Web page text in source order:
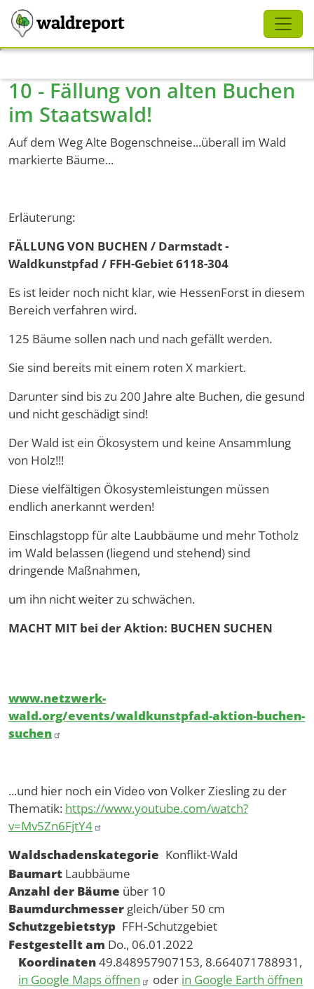
waldreport
10 - Fällung von alten Buchen
im Staatswald!
Auf dem Weg Alte Bogenschneise...überall im Wald
markierte Bäume...
Erläuterung:
FÄLLUNG VON BUCHEN / Darmstadt -
Waldkunstpfad / FFH-Gebiet 6118-304
Es ist leider noch nicht klar, wie HessenForst in diesem
Bereich verfahren wird.
125 Bäume sollen nach und nach gefällt werden.
Sie sind bereits mit einem roten X markiert.
Darunter sind bis zu 200 Jahre alte Buchen, die gesund
und nicht geschädigt sind!
Der Wald ist ein Ökosystem und keine Ansammlung
von Holz!!!
Diese vielfältigen Ökosystemleistungen müssen
endlich anerkannt werden!
Einschlagstopp für alte Laubbäume und mehr Totholz
im Wald belassen (liegend und stehend) sind
dringende Maßnahmen,
um ihn nicht weiter zu schwächen.
MACHT MIT bei der Aktion: BUCHEN SUCHEN
www.netzwerk-
wald.org/events/waldkunstpfad-aktion-buchen-
suchen
...und hier noch ein Video von Volker Ziesling zu der
Thematik: https://www.youtube.com/watch?
v=Mv5Zn6FjtY4
Waldschadenskategorie Konflikt-Wald
Baumart Laubbäume
Anzahl der Bäume über 10
Baumdurchmesser gleich/über 50 cm
Schutzgebietstyp FFH-Schutzgebiet
Festgestellt am Do., 06.01.2022
Koordinaten49.848957907153, 8.664071788931,
in Google Maps öffnen
oder in Google Earth öffnen
Schliessen